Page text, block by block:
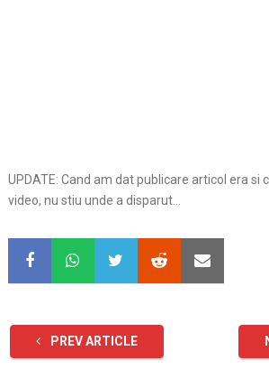
UPDATE: Cand am dat publicare articol era si
video, nu stiu unde a disparut…
PREV ARTICLE